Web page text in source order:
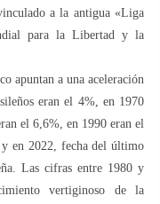
a la antigua «Liga
para la Libertad y la
apuntan a una aceleración
eran el 4%, en 1970
el 6,6%, en 1990 eran el
en 2022, fecha del último
Las cifras entre 1980 y
vertiginoso de la